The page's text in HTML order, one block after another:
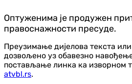
Оптуженима је продужен
правоснажности пресуде.
Преузимање дијелова текста или
дозвољено уз обавезно
постављање линка ка изворном
atvbl.rs.